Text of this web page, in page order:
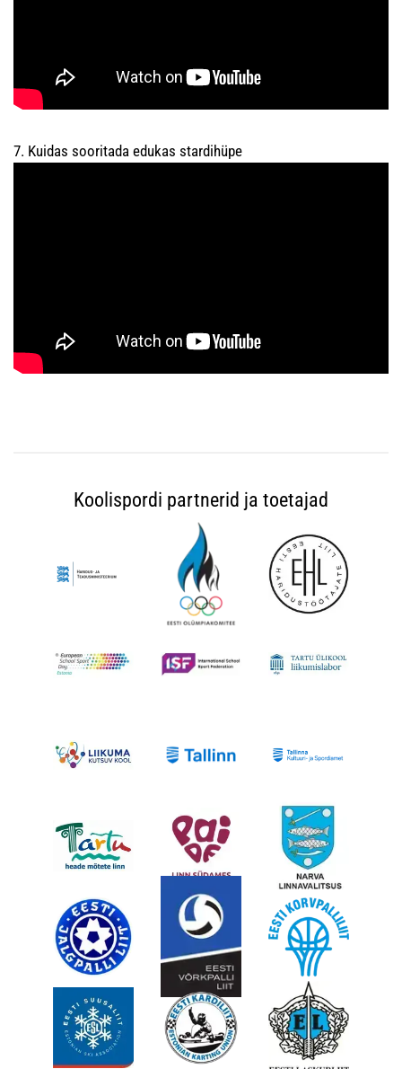
7. Kuidas sooritada edukas stardihüpe
Koolispordi partnerid ja toetajad